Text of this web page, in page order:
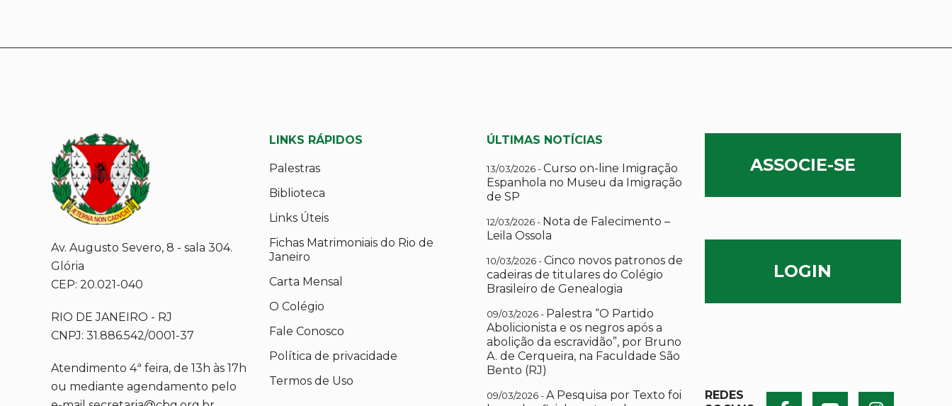
Av. Augusto Severo, 8 - sala 304.
Glória
CEP: 20.021-040
RIO DE JANEIRO - RJ
CNPJ: 31.886.542/0001-37
Atendimento 4ª feira, de 13h às 17h
ou mediante agendamento pelo
LINKS RÁPIDOS
Palestras
Biblioteca
Links Úteis
Fichas Matrimoniais do Rio de
Janeiro
Carta Mensal
O Colégio
Fale Conosco
Política de privacidade
Termos de Uso
ÚLTIMAS NOTÍCIAS
13/03/2026 -Curso on-line Imigração
Espanhola no Museu da Imigração
de SP
12/03/2026 - Nota de Falecimento –
Leila Ossola
10/03/2026 -Cinco novos patronos de
cadeiras de titulares do Colégio
Brasileiro de Genealogia
09/03/2026 - Palestra “O Partido
Abolicionista e os negros após a
abolição da escravidão”, por Bruno
A. de Cerqueira, na Faculdade São
Bento (RJ)
09/03/2026 -A Pesquisa por Texto foi
ASSOCIE-SE
LOGIN
REDES